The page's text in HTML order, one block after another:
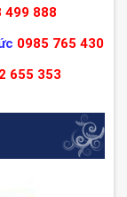
499 888
0985 765 430
655 353